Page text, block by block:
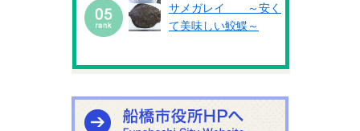
サメガレイ ～安く
て美味しい鮫鰈～